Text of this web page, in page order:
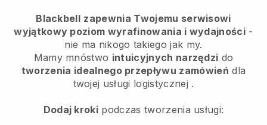
Blackbell zapewnia Twojemu serwisowi
wyjątkowy poziom wyrafinowania i wydajności -
nie ma nikogo takiego jak my.
Mamy mnóstwo intuicyjnych narzędzi do
tworzenia idealnego przepływu zamówień dla
twojej usługi logistycznej .
Dodaj kroki podczas tworzenia usługi: